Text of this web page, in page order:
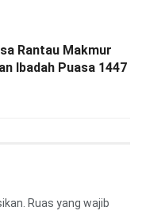
Rantau Makmur
Ibadah Puasa 1447
Ruas yang wajib